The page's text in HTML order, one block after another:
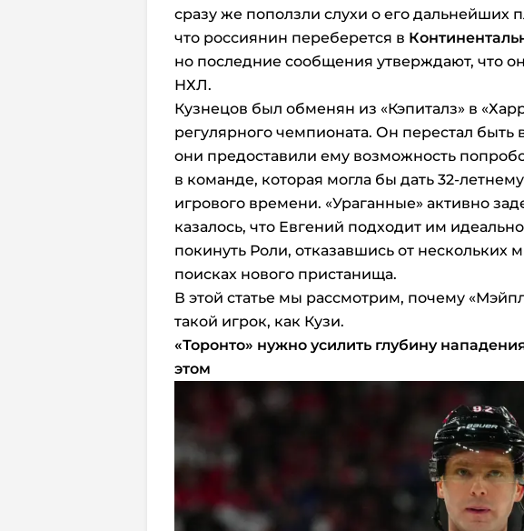
сразу же поползли слухи о его дальнейших
что россиянин переберется в
но последние сообщения утверждают, что он
НХЛ.
Кузнецов был обменян из «Кэпиталз» в
регулярного чемпионата. Он перестал быть
они предоставили ему возможность
в команде, которая могла бы дать 32-
игрового времени. «Ураганные» активно
казалось, что Евгений подходит им
покинуть Роли, отказавшись от нескольких
поисках нового пристанища.
В этой статье мы рассмотрим, почему
такой игрок, как Кузи.
«Торонто» нужно усилить глубину
этом